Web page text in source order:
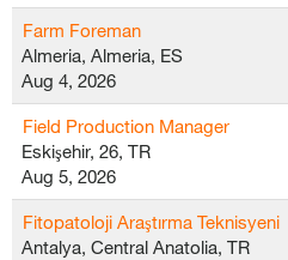
Farm Foreman
Almeria, Almeria, ES
Aug 4, 2026
Field Production Manager
Eskişehir, 26, TR
Aug 5, 2026
Fitopatoloji Araştırma Teknisyeni
Antalya, Central Anatolia, TR